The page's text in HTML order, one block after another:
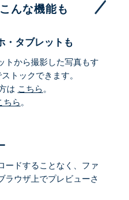
んな機能も
・タブレットも
トから撮影した写真もす
トックできます。
は こちら。
ちら。
ードすることなく、ファ
ラウザ上でプレビューさ